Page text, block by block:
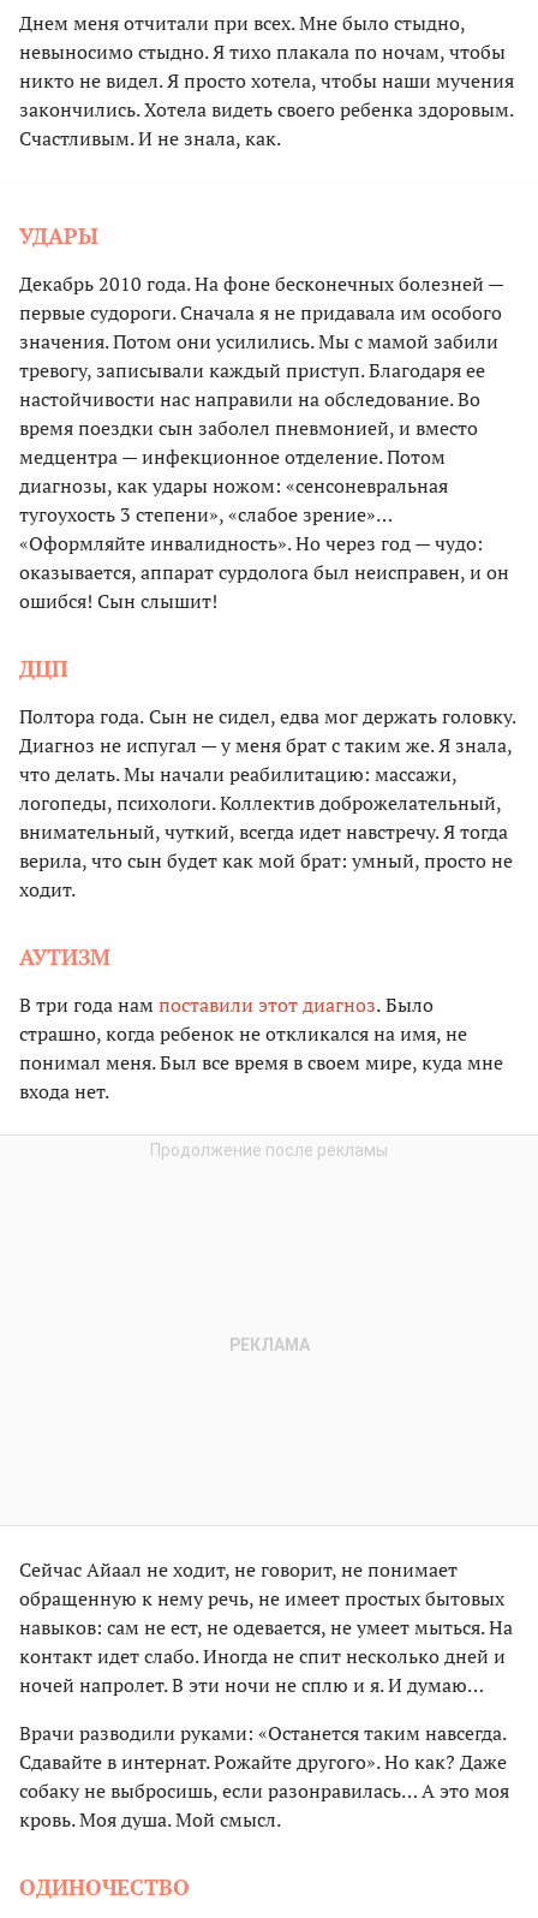
Днем меня отчитали при всех. Мне было стыдно,
невыносимо стыдно. Я тихо плакала по ночам, чтобы
никто не видел. Я просто хотела, чтобы наши мучения
закончились. Хотела видеть своего ребенка здоровым.
Счастливым. И не знала, как.
УДАРЫ
Декабрь 2010 года. На фоне бесконечных болезней —
первые судороги. Сначала я не придавала им особого
значения. Потом они усилились. Мы с мамой забили
тревогу, записывали каждый приступ. Благодаря ее
настойчивости нас направили на обследование. Во
время поездки сын заболел пневмонией, и вместо
медцентра — инфекционное отделение. Потом
диагнозы, как удары ножом: «сенсоневральная
тугоухость 3 степени», «слабое зрение»…
«Оформляйте инвалидность». Но через год — чудо:
оказывается, аппарат сурдолога был неисправен, и он
ошибся! Сын слышит!
ДЦП
Полтора года.Сын не сидел, едва мог держать головку.
Диагноз не испугал — у меня брат с таким же. Я знала,
что делать. Мы начали реабилитацию: массажи,
логопеды, психологи. Коллектив доброжелательный,
внимательный, чуткий, всегда идет навстречу. Я тогда
верила, что сын будет как мой брат: умный, просто не
ходит.
АУТИЗМ
В три года нампоставили этот диагноз.Было
страшно, когда ребенок не откликался на имя, не
понимал меня. Был все время в своем мире, куда мне
входа нет.
Сейчас Айаал не ходит, не говорит, не понимает
обращенную к нему речь, не имеет простых бытовых
навыков: сам не ест, не одевается, не умеет мыться. На
контакт идет слабо. Иногда не спит несколько дней и
ночей напролет. В эти ночи не сплю и я. И думаю…
Врачи разводили руками: «Останется таким навсегда.
Сдавайте в интернат. Рожайте другого». Но как? Даже
собаку не выбросишь, если разонравилась… А это моя
кровь. Моя душа. Мой смысл.
ОДИНОЧЕСТВО